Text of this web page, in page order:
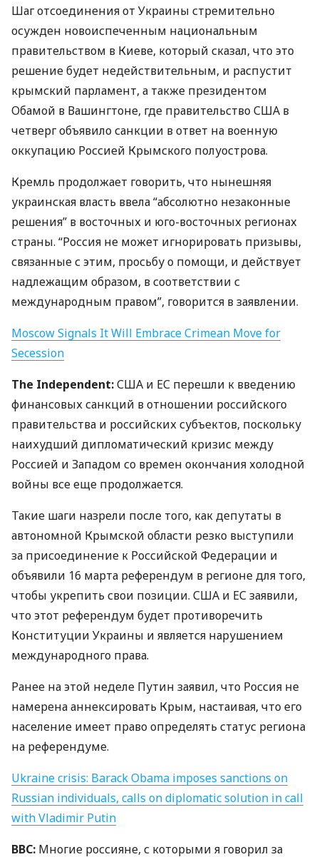
Шаг отсоединения от Украины стремительно
осужден новоиспеченным национальным
правительством в Киеве, который сказал, что это
решение будет недействительным, и распустит
крымский парламент, а также президентом
Обамой в Вашингтоне, где правительствоСША в
четверг объявило санкции в ответ на военную
оккупацию Россией Крымского полуострова.
Кремль продолжает говорить, что нынешняя
украинская власть ввела “абсолютно незаконные
решения” в восточных и юго-восточных регионах
страны. “Россия не может игнорировать призывы,
связанные с этим, просьбу о помощи, и действует
надлежащим образом, в соответствии с
международным правом”, говорится в заявлении.
Moscow Signals It Will Embrace Crimean Move for
Secession
The Independent:США и ЕС перешли к введению
финансовых санкций в отношении российского
правительства и российских субъектов, поскольку
наихудший дипломатический кризис между
Россией и Западом со времен окончания холодной
войны все еще ​​продолжается.
Такие шаги назрели после того, как депутаты в
автономной Крымской области резко выступили
за присоединение к Российской Федерации и
объявили 16 марта референдум в регионе для того,
чтобы укрепить свои позиции. США и ЕС заявили,
что этот референдум будет противоречить
Конституции Украины и является нарушением
международного права.
Ранее на этой неделе Путин заявил, что Россия не
намерена аннексировать Крым, настаивая, что его
население имеет право определять статус региона
на референдуме.
Ukraine crisis: Barack Obama imposes sanctions on
Russian individuals, calls on diplomatic solution in call
with Vladimir Putin
BBC: Многие россияне, с которыми я говорил за